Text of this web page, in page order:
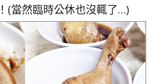
(當然臨時公休也沒輒了…)